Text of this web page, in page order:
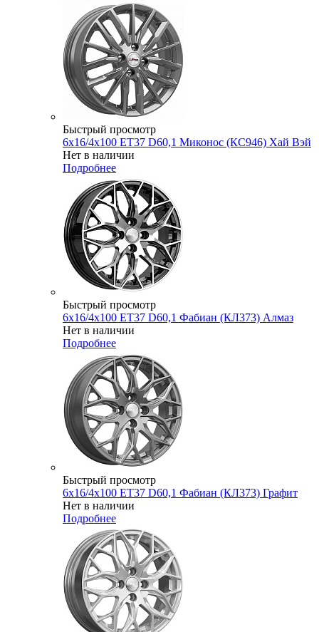
Быстрый просмотр
6x16/4x100 ET37 D60,1 Миконос (КС946) Хай Вэй
Нет в наличии
Подробнее
Быстрый просмотр
6x16/4x100 ET37 D60,1 Фабиан (КЛ373) Алмаз
Нет в наличии
Подробнее
Быстрый просмотр
6x16/4x100 ET37 D60,1 Фабиан (КЛ373) Графит
Нет в наличии
Подробнее